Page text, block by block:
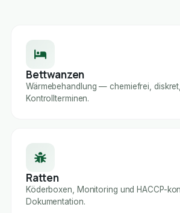
Bettwanzen
Wärmebehandlung — chemiefrei,
Kontrollterminen.
Ratten
Köderboxen, Monitoring und HACCP-
Dokumentation.